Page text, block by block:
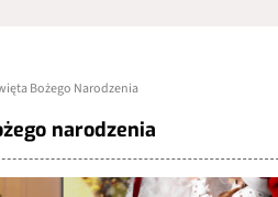
Bożego Narodzenia
narodzenia